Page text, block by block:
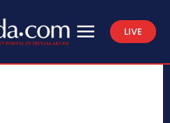
LIVE